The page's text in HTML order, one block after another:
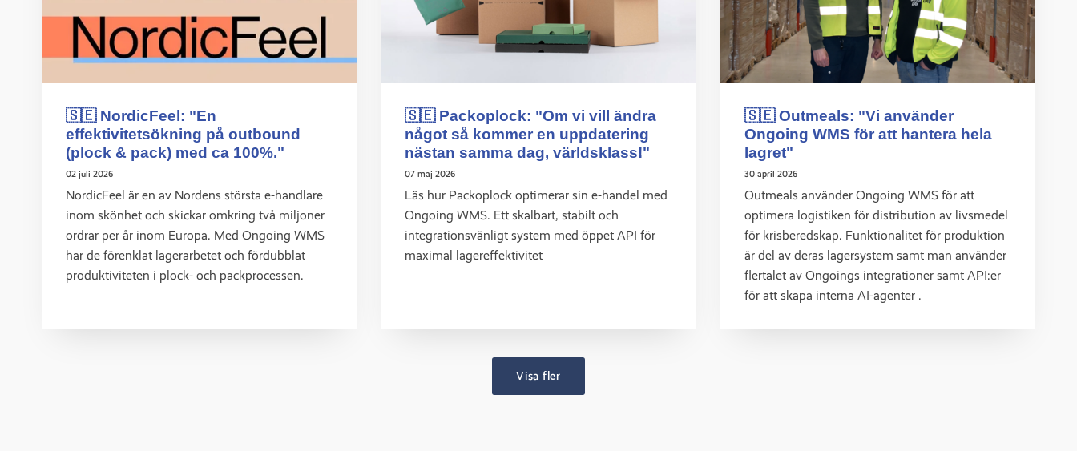
🇸🇪 NordicFeel: "En
effektivitetsökning på outbound
(plock & pack) med ca 100%."
02 juli 2026
NordicFeel är en av Nordens största e-handlare
inom skönhet och skickar omkring två miljoner
ordrar per år inom Europa. Med Ongoing WMS
har de förenklat lagerarbetet och fördubblat
produktiviteten i plock- och packprocessen.
🇸🇪 Packoplock: "Om vi vill ändra
något så kommer en uppdatering
nästan samma dag, världsklass!"
07 maj 2026
Läs hur Packoplock optimerar sin e-handel med
Ongoing WMS. Ett skalbart, stabilt och
integrationsvänligt system med öppet API för
maximal lagereffektivitet
🇸🇪 Outmeals: "Vi använder
Ongoing WMS för att hantera hela
lagret"
30 april 2026
Outmeals använder Ongoing WMS för att
optimera logistiken för distribution av livsmedel
för krisberedskap. Funktionalitet för produktion
är del av deras lagersystem samt man använder
flertalet av Ongoings integrationer samt API:er
för att skapa interna AI-agenter .
Visa fler